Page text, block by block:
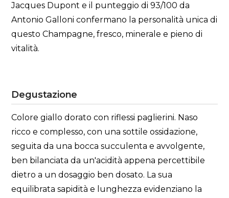
Jacques Dupont e il punteggio di 93/100 da
Antonio Galloni confermano la personalità unica di
questo Champagne, fresco, minerale e pieno di
vitalità.
Degustazione
Colore giallo dorato con riflessi paglierini. Naso
ricco e complesso, con una sottile ossidazione,
seguita da una bocca succulenta e avvolgente,
ben bilanciata da un'acidità appena percettibile
dietro a un dosaggio ben dosato. La sua
equilibrata sapidità e lunghezza evidenziano la